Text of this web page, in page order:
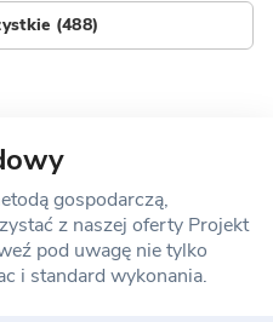
(488)
gospodarczą,
z naszej oferty Projekt
pod uwagę nie tylko
i standard wykonania.